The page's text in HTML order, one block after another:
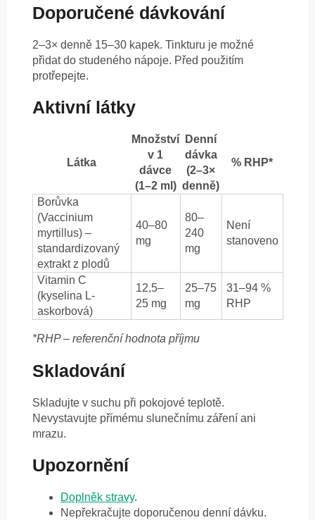
Doporučené dávkování
2–3× denně 15–30 kapek. Tinkturu je možné
přidat do studeného nápoje. Před použitím
protřepejte.
Aktivní látky
Látka
Množství
v 1
dávce
(1–2 ml)
Denní
dávka
(2–3×
denně)
% RHP*
Borůvka
(Vaccinium
myrtillus) –
standardizovaný
extrakt z plodů
40–80
mg
80–
240
mg
Není
stanoveno
Vitamin C
(kyselina L-
askorbová)
12,5–
25 mg
25–75
mg
31–94 %
RHP
*RHP – referenční hodnota příjmu
Skladování
Skladujte v suchu při pokojové teplotě.
Nevystavujte přímému slunečnímu záření ani
mrazu.
Upozornění
Doplněk stravy.
Nepřekračujte doporučenou denní dávku.